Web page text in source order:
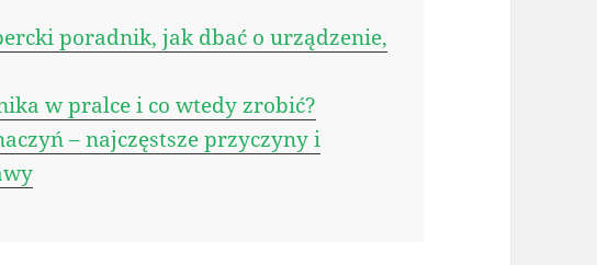
poradnik, jak dbać o urządzenie,
w pralce i co wtedy zrobić?
– najczęstsze przyczyny i